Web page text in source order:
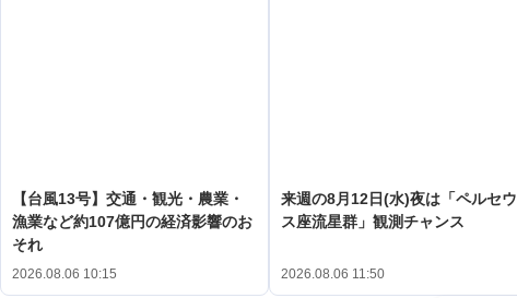
【台風13号】交通・観光・農業・
漁業など約107億円の経済影響のお
それ
2026.08.06 10:15
来週の8月12日(水)夜は「ペルセウ
ス座流星群」観測チャンス
2026.08.06 11:50